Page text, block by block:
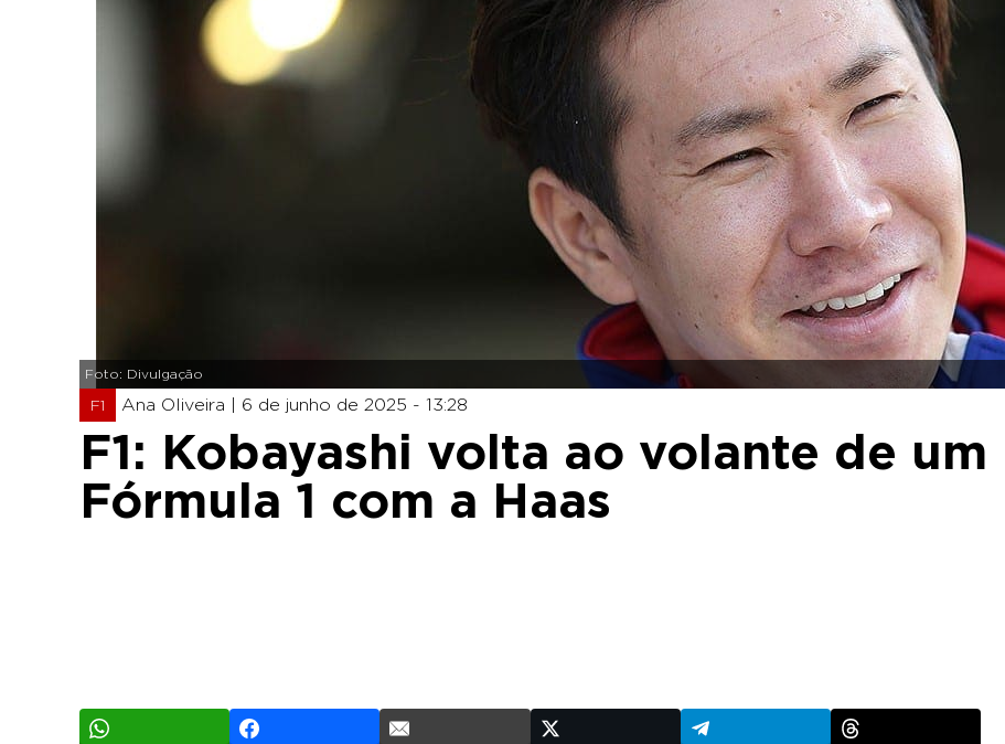
Foto: Divulgação
F1 Ana Oliveira | 6 de junho de 2025 - 13:28
F1: Kobayashi volta ao volante de um
Fórmula 1 com a Haas